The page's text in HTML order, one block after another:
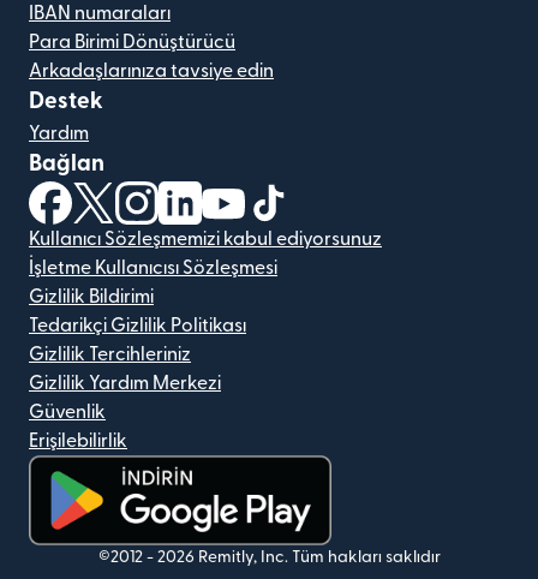
IBAN numaraları
Para Birimi Dönüştürücü
Arkadaşlarınıza tavsiye edin
Destek
Yardım
Bağlan
(yeni pencerede açılır)
(yeni pencerede açılır)
(yeni pencerede açılır)
(yeni pencerede açılır)
(yeni pencerede açılır)
Kullanıcı Sözleşmemizi kabul ediyorsunuz
İşletme Kullanıcısı Sözleşmesi
Gizlilik Bildirimi
Tedarikçi Gizlilik Politikası
Gizlilik Tercihleriniz
Gizlilik Yardım Merkezi
Güvenlik
Erişilebilirlik
(yeni pencerede açılır)
©2012 - 2026 Remitly, Inc. Tüm hakları saklıdır